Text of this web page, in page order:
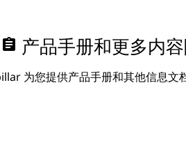
assignment 产品手册和更多内
为您提供产品手册和其他信息文